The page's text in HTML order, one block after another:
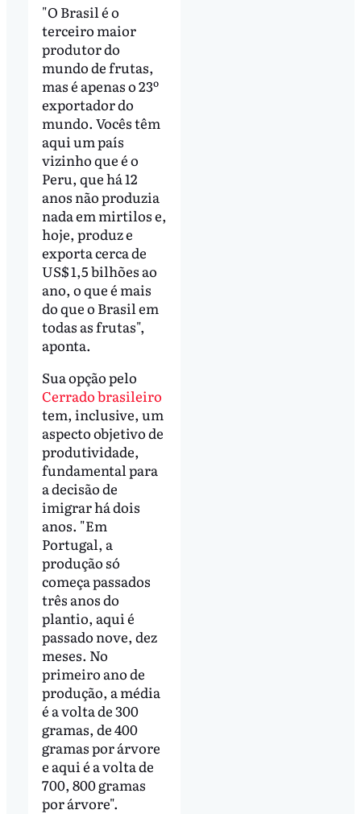
"O Brasil é o
terceiro maior
produtor do
mundo de frutas,
mas é apenas o 23º
exportador do
mundo. Vocês têm
aqui um país
vizinho que é o
Peru, que há 12
anos não produzia
nada em mirtilos e,
hoje, produz e
exporta cerca de
US$ 1,5 bilhões ao
ano, o que é mais
do que o Brasil em
todas as frutas",
aponta.
Sua opção pelo
Cerrado brasileiro
tem, inclusive, um
aspecto objetivo de
produtividade,
fundamental para
a decisão de
imigrar há dois
anos. "Em
Portugal, a
produção só
começa passados
três anos do
plantio, aqui é
passado nove, dez
meses. No
primeiro ano de
produção, a média
é a volta de 300
gramas, de 400
gramas por árvore
e aqui é a volta de
700, 800 gramas
por árvore".